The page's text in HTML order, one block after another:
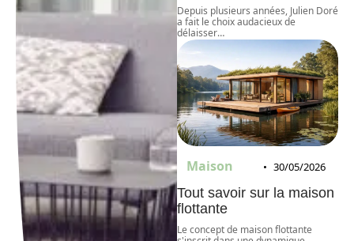
Depuis plusieurs années, Julien Doré
a fait le choix audacieux de
délaisser…
Maison 30/05/2026
Tout savoir sur la maison
flottante
Le concept de maison flottante